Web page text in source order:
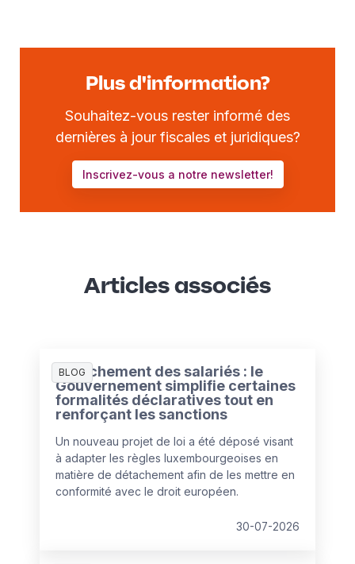
Plus d'information?
Souhaitez-vous rester informé des
dernières à jour fiscales et juridiques?
Inscrivez-vous a notre newsletter!
Articles associés
BLOG
Détachement des salariés : le
Gouvernement simplifie certaines
formalités déclaratives tout en
renforçant les sanctions
Un nouveau projet de loi a été déposé visant
à adapter les règles luxembourgeoises en
matière de détachement afin de les mettre en
conformité avec le droit européen.
30-07-2026